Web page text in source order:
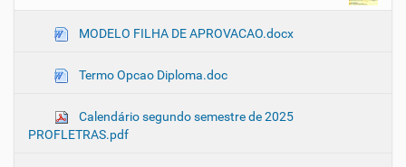
MODELO FILHA DE APROVACAO.docx
Termo Opcao Diploma.doc
Calendário segundo semestre de 2025
PROFLETRAS.pdf